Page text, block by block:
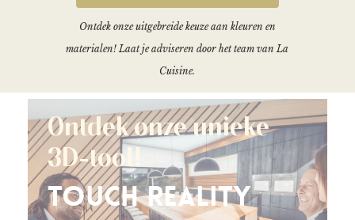
Ontdek onze uitgebreide keuze aan kleuren en
materialen! Laat je adviseren door het team van La
Cuisine.
Ontdek onze unieke
3D-tool!
Touch Reality